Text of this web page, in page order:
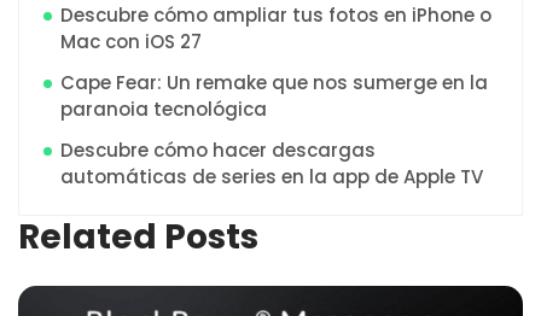
Descubre cómo ampliar tus fotos en iPhone o
Mac con iOS 27
Cape Fear: Un remake que nos sumerge en la
paranoia tecnológica
Descubre cómo hacer descargas
automáticas de series en la app de Apple TV
Related Posts